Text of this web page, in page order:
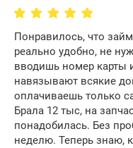
Понравилось, что
реально удобно, не
вводишь номер карты
навязывают всякие
оплачиваешь только
Брала 12 тыс, на
понадобилась. Без
неделю. Теперь знаю,